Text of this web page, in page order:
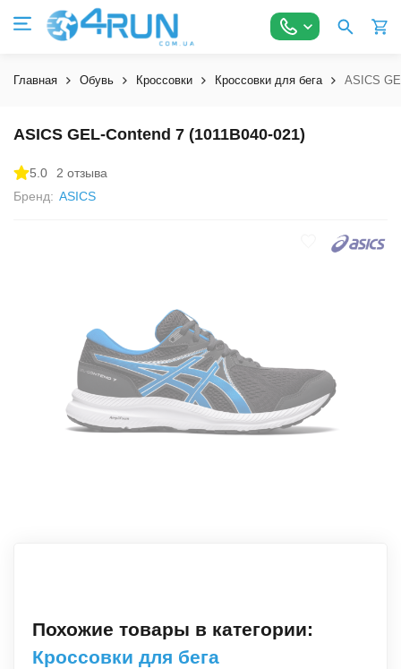
Главная Обувь Кроссовки Кроссовки для бега ASICS
ASICS GEL-Contend 7 (1011B040-021)
5.0
2 отзыва
Бренд: ASICS
Похожие товары в категории:
Кроссовки для бега